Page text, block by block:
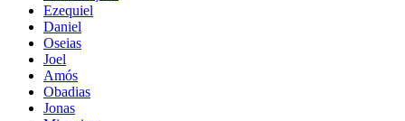
Ezequiel
Daniel
Oseias
Joel
Amós
Obadias
Jonas